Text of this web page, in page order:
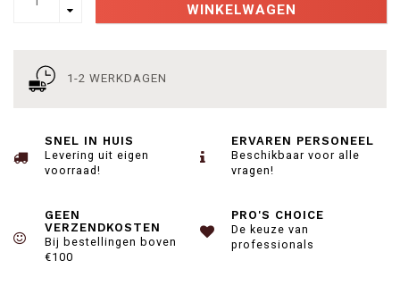
WINKELWAGEN
1-2 WERKDAGEN
SNEL IN HUIS
Levering uit eigen
voorraad!
ERVAREN PERSONEEL
Beschikbaar voor alle
vragen!
GEEN
VERZENDKOSTEN
Bij bestellingen boven
€100
PRO'S CHOICE
De keuze van
professionals